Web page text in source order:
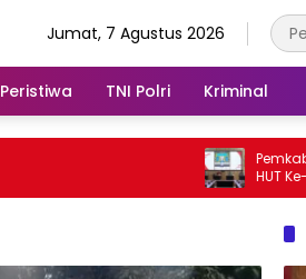
Jumat, 7 Agustus 2026
Peristiwa TNI Polri Kriminal
Pemkab Melawi
HUT Ke-81 RI,
Tanggung Jawab